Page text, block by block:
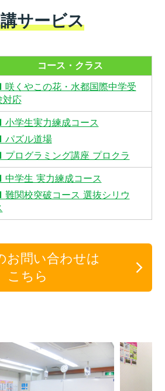
サービス
コース・クラス
咲くやこの花・水都国際中学受
対応
小学生実力練成コース
パズル道場
プログラミング講座 プロクラ
中学生 実力練成コース
難関校突破コース 選抜シリウ
お問い合わせは
こちら